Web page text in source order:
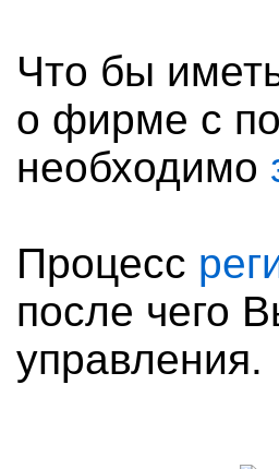
Что бы
о фирме с
необходимо
Процесс
после чего
управления.